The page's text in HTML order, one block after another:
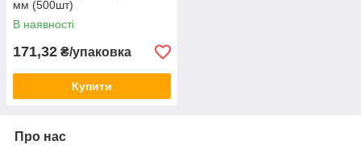
мм (500шт)
В наявності
171,32 ₴/упаковка
Купити
Про нас